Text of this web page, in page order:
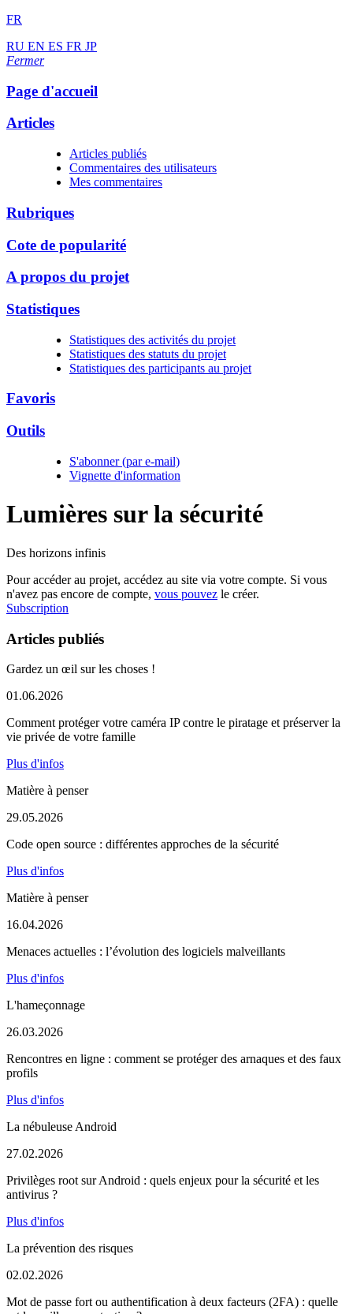
FR
RU EN ES FR JP
Fermer
Page d'accueil
Articles
Articles publiés
Commentaires des utilisateurs
Mes commentaires
Rubriques
Cote de popularité
A propos du projet
Statistiques
Statistiques des activités du projet
Statistiques des statuts du projet
Statistiques des participants au projet
Favoris
Outils
S'abonner (par e-mail)
Vignette d'information
Lumières sur la sécurité
Des horizons infinis
Pour accéder au projet, accédez au site via votre compte. Si vous
n'avez pas encore de compte, vous pouvez le créer.
Subscription
Articles publiés
Gardez un œil sur les choses !
01.06.2026
Comment protéger votre caméra IP contre le piratage et préserver la
vie privée de votre famille
Plus d'infos
Matière à penser
29.05.2026
Code open source : différentes approches de la sécurité
Plus d'infos
Matière à penser
16.04.2026
Menaces actuelles : l’évolution des logiciels malveillants
Plus d'infos
L'hameçonnage
26.03.2026
Rencontres en ligne : comment se protéger des arnaques et des faux
profils
Plus d'infos
La nébuleuse Android
27.02.2026
Privilèges root sur Android : quels enjeux pour la sécurité et les
antivirus ?
Plus d'infos
La prévention des risques
02.02.2026
Mot de passe fort ou authentification à deux facteurs (2FA) : quelle